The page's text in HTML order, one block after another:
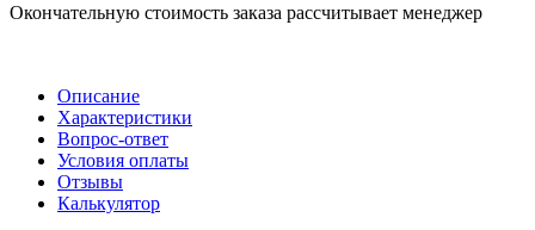
Окончательную стоимость заказа рассчитывает менеджер
Описание
Характеристики
Вопрос-ответ
Условия оплаты
Отзывы
Калькулятор